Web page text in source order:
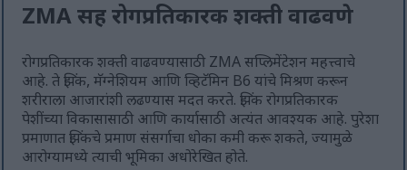
ZMA सह रोगप्रतिकारक शक्ती वाढवणे
रोगप्रतिकारक शक्ती वाढवण्यासाठी ZMA सप्लिमेंटेशन महत्त्वाचे
आहे. ते झिंक, मॅग्नेशियम आणि व्हिटॅमिन B6 यांचे मिश्रण करून
शरीराला आजारांशी लढण्यास मदत करते. झिंक रोगप्रतिकारक
पेशींच्या विकासासाठी आणि कार्यासाठी अत्यंत आवश्यक आहे. पुरेशा
प्रमाणात झिंकचे प्रमाण संसर्गाचा धोका कमी करू शकते, ज्यामुळे
आरोग्यामध्ये त्याची भूमिका अधोरेखित होते.